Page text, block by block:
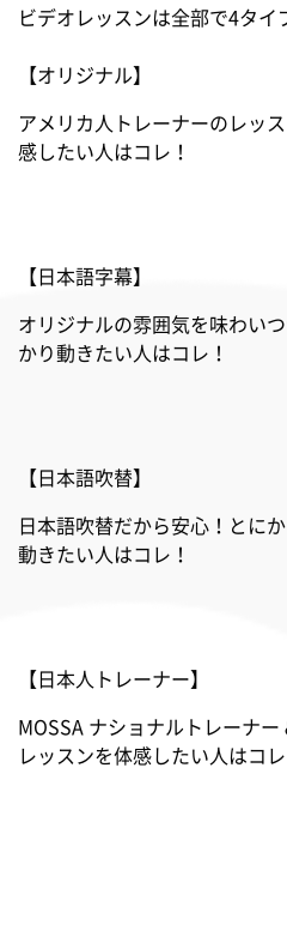
ビデオレッスンは全部で4タイ
【オリジナル】
アメリカ人トレーナーのレッ
感したい人はコレ！
【日本語字幕】
オリジナルの雰囲気を味わい
かり動きたい人はコレ！
【日本語吹替】
日本語吹替だから安心！とに
動きたい人はコレ！
【日本人トレーナー】
MOSSA ナショナルトレーナ
レッスンを体感したい人はコレ